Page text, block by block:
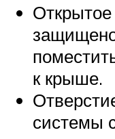
Открытое
к крыше.
системы